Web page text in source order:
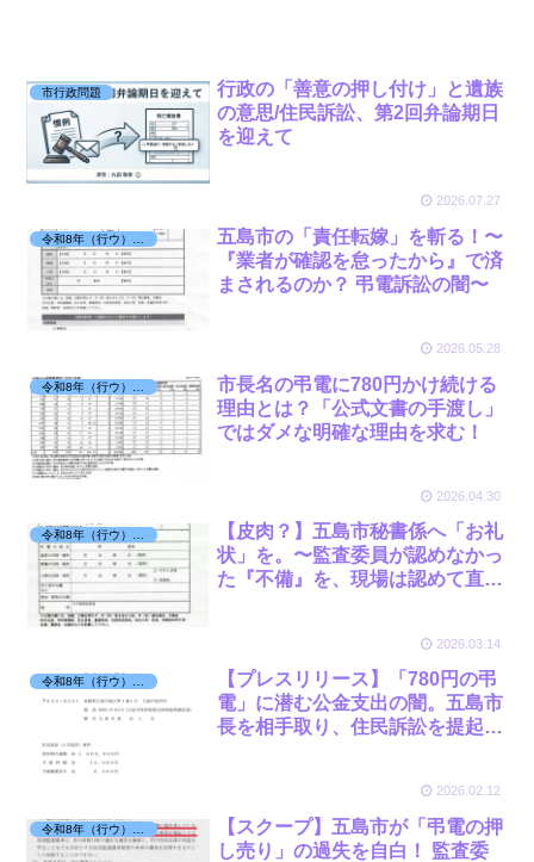
市行政問題
行政の「善意の押し付け」と遺族
の意思/住民訴訟、第2回弁論期日
を迎えて
2026.07.27
令和8年（行ウ）第2号 被告：市長
五島市の「責任転嫁」を斬る！〜
『業者が確認を怠ったから』で済
まされるのか？ 弔電訴訟の闇〜
2026.05.28
市長名の弔電に780円かけ続ける
理由とは？「公式文書の手渡し」
ではダメな明確な理由を求む！
2026.04.30
【皮肉？】五島市秘書係へ「お礼
状」を。〜監査委員が認めなかっ
た『不備』を、現場は認めて直し
2026.03.14
令和8年（行ウ）第2号 被告：市長
【プレスリリース】「780円の弔
電」に潜む公金支出の闇。五島市
長を相手取り、住民訴訟を提起し
2026.02.12
【スクープ】五島市が「弔電の押
し売り」の過失を自白！ 監査委